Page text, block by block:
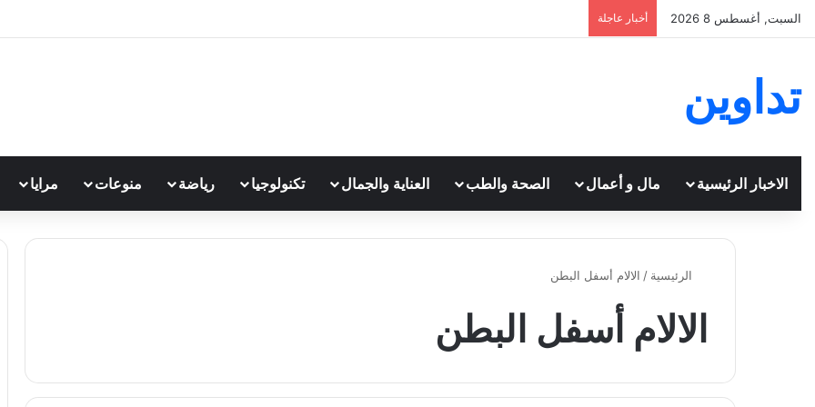
السبت, أغسطس 8 2026 أخبار عاجلة
تداوين
الاخبار الرئيسية مال و أعمال الصحة والطب العناية والجمال تكنولوجيا رياضة منوعات مرايا
الرئيسية / الالام أسفل البطن
الالام أسفل البطن